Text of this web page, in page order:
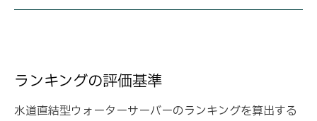
ランキングの評価基準
水道直結型ウォーターサーバーのランキングを算出する